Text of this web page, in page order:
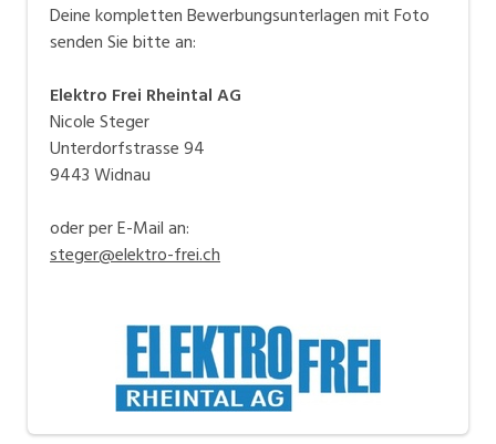
Deine kompletten Bewerbungsunterlagen mit Foto
senden Sie bitte an:
Elektro Frei Rheintal AG
Nicole Steger
Unterdorfstrasse 94
9443 Widnau
oder per E-Mail an:
steger@elektro-frei.ch